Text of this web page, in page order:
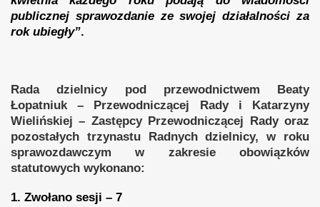
publicznej sprawozdanie ze swojej działalności za
rok ubiegły”.
Rada dzielnicy pod przewodnictwem Beaty
Łopatniuk – Przewodniczącej Rady i Katarzyny
Wielińskiej – Zastępcy Przewodniczącej Rady oraz
pozostałych trzynastu Radnych dzielnicy, w roku
sprawozdawczym w zakresie obowiązków
statutowych wykonano:
1. Zwołano sesji – 7